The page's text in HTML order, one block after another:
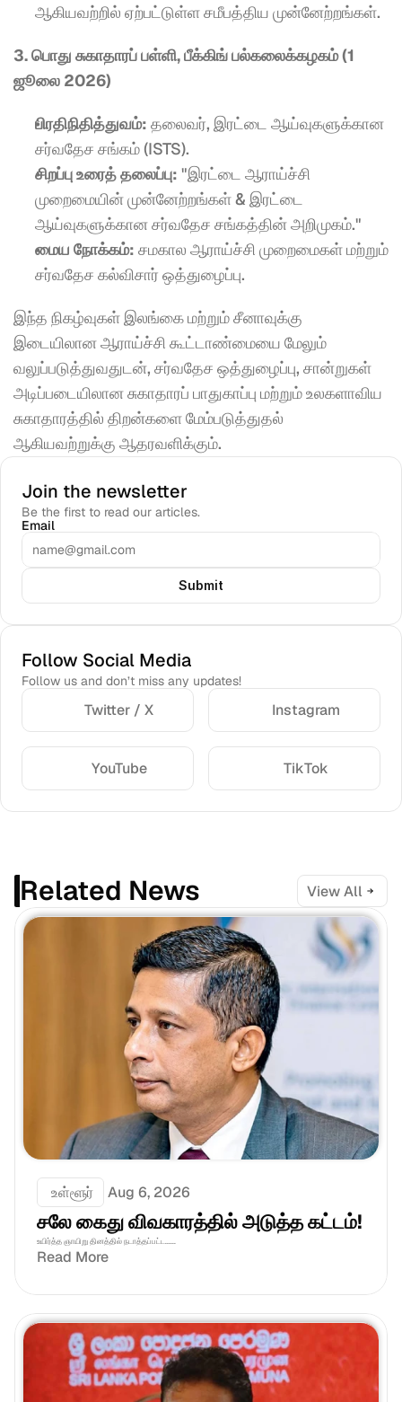
ஆகியவற்றில் ஏற்பட்டுள்ள சமீபத்திய முன்னேற்றங்கள்.
3. பொது சுகாதாரப் பள்ளி, பீக்கிங் பல்கலைக்கழகம் (1
ஜூலை 2026)
பிரதிநிதித்துவம்: தலைவர், இரட்டை ஆய்வுகளுக்கான
சர்வதேச சங்கம் (ISTS).
சிறப்பு உரைத் தலைப்பு: "இரட்டை ஆராய்ச்சி
முறைமையின் முன்னேற்றங்கள் & இரட்டை
ஆய்வுகளுக்கான சர்வதேச சங்கத்தின் அறிமுகம்."
மைய நோக்கம்: சமகால ஆராய்ச்சி முறைமைகள் மற்றும்
சர்வதேச கல்விசார் ஒத்துழைப்பு.
இந்த நிகழ்வுகள் இலங்கை மற்றும் சீனாவுக்கு
இடையிலான ஆராய்ச்சி கூட்டாண்மையை மேலும்
வலுப்படுத்துவதுடன், சர்வதேச ஒத்துழைப்பு, சான்றுகள்
அடிப்படையிலான சுகாதாரப் பாதுகாப்பு மற்றும் உலகளாவிய
சுகாதாரத்தில் திறன்களை மேம்படுத்துதல்
ஆகியவற்றுக்கு ஆதரவளிக்கும்.
Join the newsletter
Be the first to read our articles.
Email
Submit
Follow Social Media
Follow us and don’t miss any updates!
Twitter / X Instagram
YouTube TikTok
Related News View All
உள்ளூர் Aug 6, 2026
சலே கைது விவகாரத்தில் அடுத்த கட்டம்!
உயிர்த்த ஞாயிறு தினத்தில் நடாத்தப்பட்ட......
Read More